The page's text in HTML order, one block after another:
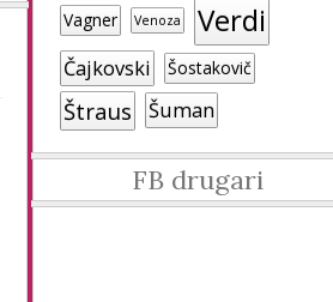
Vagner Venoza Verdi
Čajkovski Šostakovič
Štraus Šuman
FB drugari